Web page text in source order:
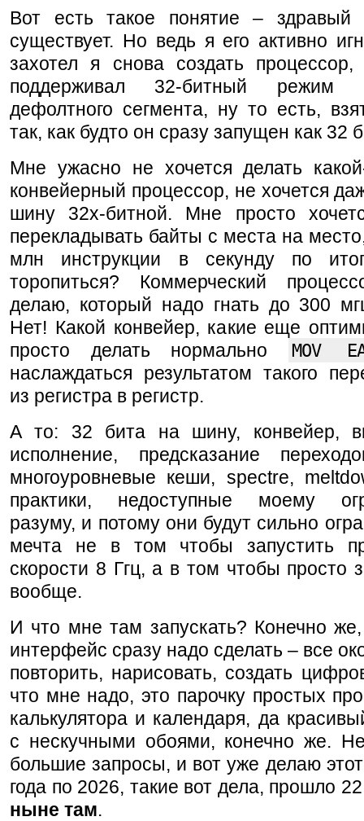
Вот есть такое понятие –
существует. Но ведь я его активно
захотел я снова создать
поддерживал 32-битный режим
дефолтного сегмента, ну то есть,
так, как будто он сразу запущен как 32
Мне ужасно не хочется делать
конвейерный процессор, не хочется
шину 32х-битной. Мне просто
перекладывать байты с места на
млн инструкции в секунду по
торопиться? Коммерческий
делаю, который надо гнать до 300
Нет! Какой конвейер, какие еще
просто делать нормально
MOV
наслаждаться результатом такого
из регистра в регистр.
А то: 32 бита на шину, конвейер,
исполнение, предсказание
многоуровневые кеши, spectre,
практики, недоступные моему
разуму, и потому они будут сильно
мечта не в том чтобы запустить
скорости 8 Ггц, а в том чтобы просто
вообще.
И что мне там запускать? Конечно
интерфейс сразу надо сделать – все
повторить, нарисовать, создать
что мне надо, это парочку простых
калькулятора и календаря, да
с нескучными обоями, конечно же.
большие запросы, и вот уже делаю
года по 2026, такие вот дела, прошло
ныне там.